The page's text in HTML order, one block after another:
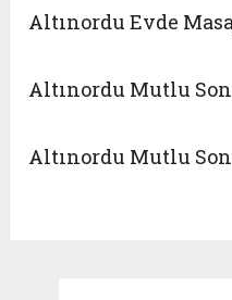
Altınordu Evde
Altınordu Mutlu
Altınordu Mutlu